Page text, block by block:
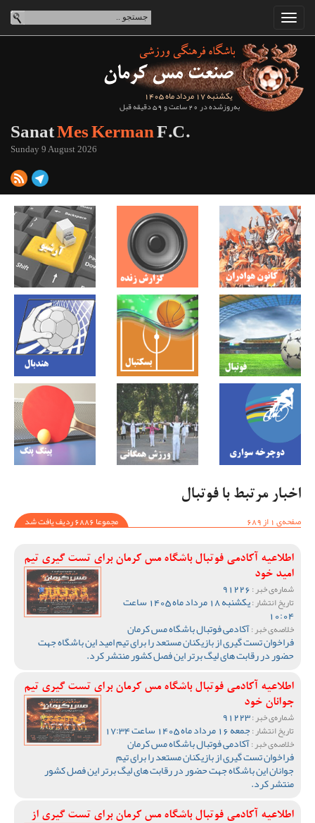
یکشنبه 17 مرداد ماه 1405
به‌روزشده در 20 ساعت و 59 دقیقه قبل
SanatMes KermanF.C.
Sunday 9 August 2026
اخبار مرتبط با فوتبال
صفحه‌ی 1 از 689
مجموعا 6886 ردیف یافت شد
اطلاعیه آکادمی فوتبال باشگاه مس کرمان برای تست گیری تیم
امید خود
شماره‌ی خبر :
تاریخ انتشار : یکشنبه 18 مرداد ماه 1405 ساعت
10:04
خلاصه‌ی خبر :آکادمی فوتبال باشگاه مس کرمان
فراخوان تست گیری از بازیکنان مستعد را برای تیم امید این باشگاه جهت
حضور در رقابت های لیگ برتر این فصل کشور منتشر کرد.
اطلاعیه آکادمی فوتبال باشگاه مس کرمان برای تست گیری تیم
جوانان خود
شماره‌ی خبر :
تاریخ انتشار :جمعه 16 مرداد ماه 1405 ساعت 17:34
خلاصه‌ی خبر :آکادمی فوتبال باشگاه مس کرمان
فراخوان تست گیری از بازیکنان مستعد را برای تیم
جوانان این باشگاه جهت حضور در رقابت های لیگ برتر این فصل کشور
منتشر کرد.
اطلاعیه آکادمی فوتبال باشگاه مس کرمان برای تست گیری از